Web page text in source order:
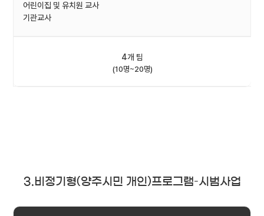
어린이집 및 유치원 교사
기관교사
4개 팀
(10명~20명)
3.비정기형(양주시민 개인)프로그램–시범사업